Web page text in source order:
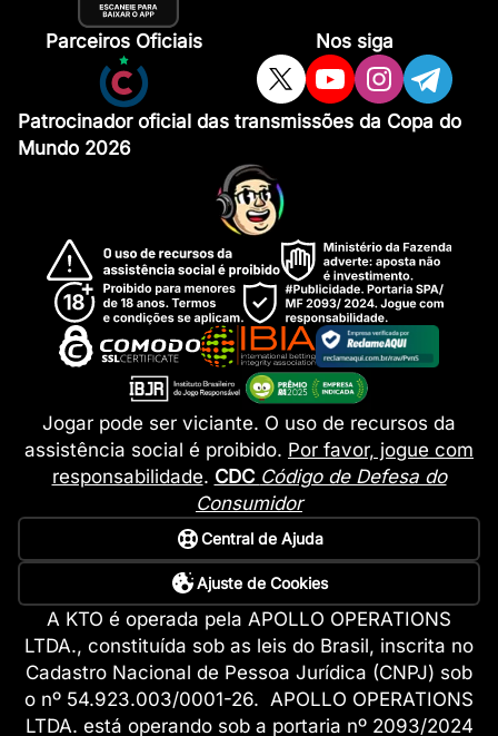
Parceiros Oficiais Nos siga
Patrocinador oficial das transmissões da Copa do
Mundo 2026
Jogar pode ser viciante. O uso de recursos da
assistência social é proibido. Por favor, jogue com
responsabilidade. CDC Código de Defesa do
Consumidor
Central de Ajuda
Ajuste de Cookies
A KTO é operada pela APOLLO OPERATIONS
LTDA., constituída sob as leis do Brasil, inscrita no
Cadastro Nacional de Pessoa Jurídica (CNPJ) sob
o nº 54.923.003/0001-26. APOLLO OPERATIONS
LTDA. está operando sob a portaria nº 2093/2024